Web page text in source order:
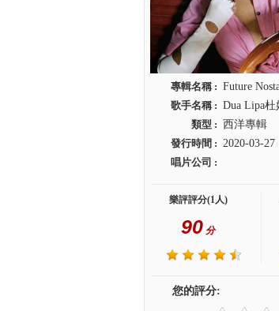
專輯名稱 : Future
歌手名稱 : Dua Lipa杜
類型 : 西洋專輯
發行時間 : 2020-03-27
唱片公司 :
樂評評分(1人)
90 分
您的評分: